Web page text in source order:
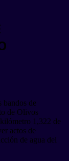
bandos de
de Olivos
1,322 de
actos de
de agua del